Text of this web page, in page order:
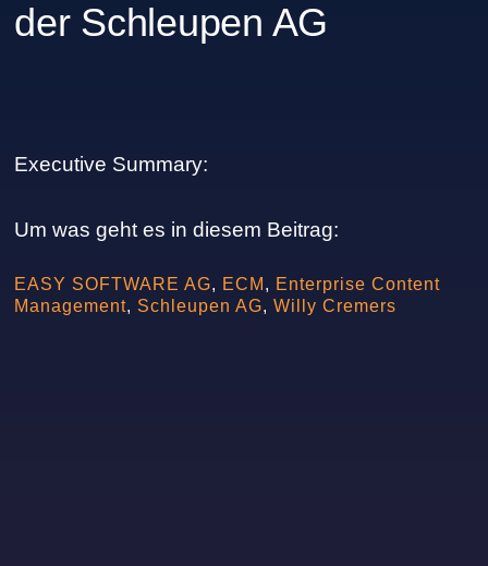
der Schleupen AG
Executive Summary:
Um was geht es in diesem Beitrag:
EASY SOFTWARE AG, ECM , Enterprise Content
Management, Schleupen AG,Willy Cremers